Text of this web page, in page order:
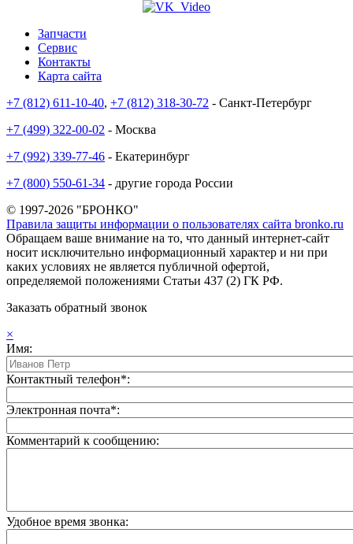
Запчасти
Сервис
Контакты
Карта сайта
+7 (812) 611-10-40, +7 (812) 318-30-72 - Санкт-Петербург
+7 (499) 322-00-02 - Москва
+7 (992) 339-77-46 - Екатеринбург
+7 (800) 550-61-34 - другие города России
© 1997-2026 "БРОНКО"
Правила защиты информации о пользователях сайта bronko.ru
Обращаем ваше внимание на то, что данный интернет-сайт
носит исключительно информационный характер и ни при
каких условиях не является публичной офертой,
определяемой положениями Статьи 437 (2) ГК РФ.
Заказать обратный звонок
×
Имя:
Контактный телефон*:
Электронная почта*:
Комментарий к сообщению:
Удобное время звонка: